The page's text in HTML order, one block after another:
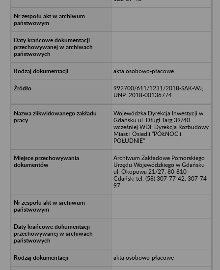
akta osobowo-płacowe
992700/611/1231/2018-SAK-WJ;
UNP: 2018-00136774
Wojewódzka Dyrekcja Inwestycji w
Gdańsku ul. Długi Targ 39/40
wcześniej WDI; Dyrekcja Rozbudowy
Miast i Osiedli "PÓŁNOC i
POŁUDNIE"
Archiwum Zakładowe Pomorskiego
Urzędu Wojewódzkiego w Gdańsku
ul. Okopowa 21/27, 80-810
Gdańsk; tel. (58) 307-77-42, 307-74-
97
akta osobowo-płacowe